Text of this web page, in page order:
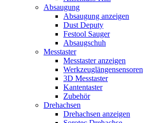
Absaugung
Absaugung anzeigen
Dust Deputy
Festool Sauger
Absaugschuh
Messtaster
Messtaster anzeigen
Werkzeuglängensensoren
3D Messtaster
Kantentaster
Zubehör
Drehachsen
Drehachsen anzeigen